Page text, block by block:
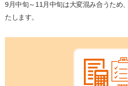
9月中旬～11月中旬は大変混み合うため
たします。